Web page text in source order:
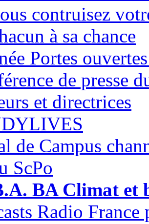
contruisez
à sa chance
Portes
de presse
et directrices
de Campus
ScPo
BA Climat et
Radio France